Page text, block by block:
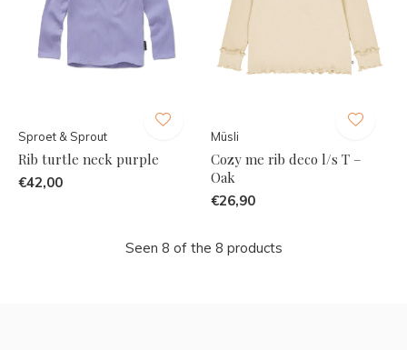
Sproet & Sprout
Rib turtle neck purple
€42,00
Müsli
Cozy me rib deco l/s T –
Oak
€26,90
Seen 8 of the 8 products